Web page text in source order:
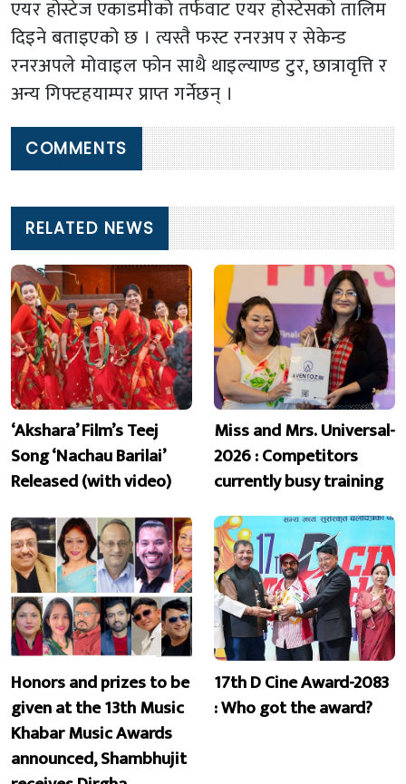
एयर होस्टेज एकाडमीको तर्फवाट एयर होस्टेसको तालिम
दिइने बताइएको छ । त्यस्तै फस्ट रनरअप र सेकेन्ड
रनरअपले मोवाइल फोन साथै थाइल्याण्ड टुर, छात्रावृत्ति र
अन्य गिफ्टहयाम्पर प्राप्त गर्नेछन् ।
COMMENTS
RELATED NEWS
‘Akshara’ Film’s Teej
Song ‘Nachau Barilai’
Released (with video)
Miss and Mrs. Universal-
2026 : Competitors
currently busy training
Honors and prizes to be
given at the 13th Music
Khabar Music Awards
announced, Shambhujit
17th D Cine Award-2083
: Who got the award?